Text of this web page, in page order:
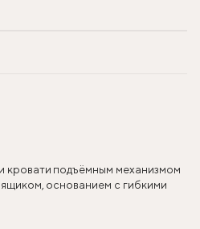
кровати подъёмным механизмом
основанием с гибкими